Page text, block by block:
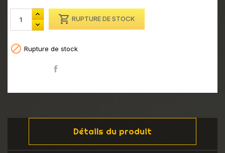
 RUPTURE DE STOCK
 Rupture de stock
Détails du produit